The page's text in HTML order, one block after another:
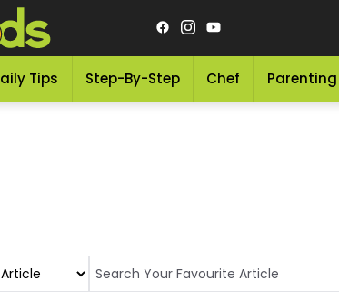
Tips Step-By-Step Chef Parenting